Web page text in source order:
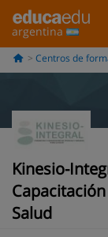
argentina
Centros de
Kinesio-
Salud
Información
Galería